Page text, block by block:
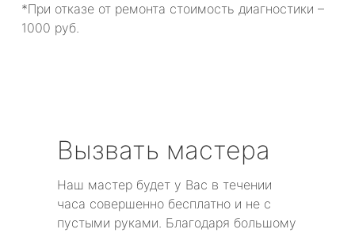
*При отказе от ремонта стоимость диагностики –
1000 руб.
Вызвать мастера
Наш мастер будет у Вас в течении
часа совершенно бесплатно и не с
пустыми руками. Благодаря большому